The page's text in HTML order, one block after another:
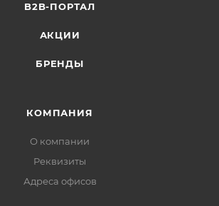
B2B-ПОРТАЛ
АКЦИИ
БРЕНДЫ
КОМПАНИЯ
О компании
Реквизиты
Адреса офисов